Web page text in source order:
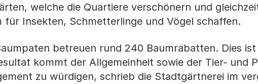
welche die Quartiere verschönern und
für Insekten, Schmetterlinge und Vögel schaffen.
betreuen rund 240 Baumrabatten. Dies
kommt der Allgemeinheit sowie der Tier- und
zu würdigen, schrieb die Stadtgärtnerei im